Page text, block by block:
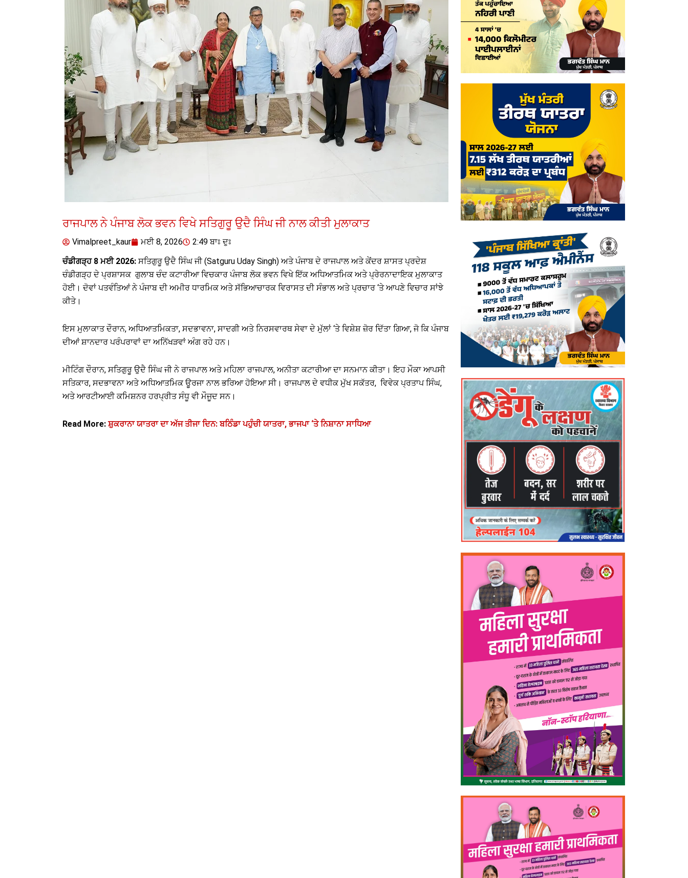
ਰਾਜਪਾਲ ਨੇ ਪੰਜਾਬ ਲੋਕ ਭਵਨ ਵਿਖੇ ਸਤਿਗੁਰੂ ਉਦੈ ਸਿੰਘ ਜੀ ਨਾਲ ਕੀਤੀ ਮੁਲਾਕਾਤ
Vimalpreet_kaur ਮਈ 8, 2026
2:49 ਬਾਃ ਦੁਃ
ਚੰਡੀਗੜ੍ਹ 8 ਮਈ 2026: ਸਤਿਗੁਰੂ ਉਦੈ ਸਿੰਘ ਜੀ (Satguru Uday Singh) ਅਤੇ ਪੰਜਾਬ ਦੇ ਰਾਜਪਾਲ ਅਤੇ ਕੇਂਦਰ ਸ਼ਾਸਤ ਪ੍ਰਦੇਸ਼
ਚੰਡੀਗੜ੍ਹ ਦੇ ਪ੍ਰਸ਼ਾਸਕ ਗੁਲਾਬ ਚੰਦ ਕਟਾਰੀਆ ਵਿਚਕਾਰ ਪੰਜਾਬ ਲੋਕ ਭਵਨ ਵਿਖੇ ਇੱਕ ਅਧਿਆਤਮਿਕ ਅਤੇ ਪ੍ਰੇਰਨਾਦਾਇਕ ਮੁਲਾਕਾਤ
ਹੋਈ। ਦੋਵਾਂ ਪਤਵੰਤਿਆਂ ਨੇ ਪੰਜਾਬ ਦੀ ਅਮੀਰ ਧਾਰਮਿਕ ਅਤੇ ਸੱਭਿਆਚਾਰਕ ਵਿਰਾਸਤ ਦੀ ਸੰਭਾਲ ਅਤੇ ਪ੍ਰਚਾਰ ‘ਤੇ ਆਪਣੇ ਵਿਚਾਰ ਸਾਂਝੇ
ਕੀਤੇ।
ਇਸ ਮੁਲਾਕਾਤ ਦੌਰਾਨ, ਅਧਿਆਤਮਿਕਤਾ, ਸਦਭਾਵਨਾ, ਸਾਦਗੀ ਅਤੇ ਨਿਰਸਵਾਰਥ ਸੇਵਾ ਦੇ ਮੁੱਲਾਂ ‘ਤੇ ਵਿਸ਼ੇਸ਼ ਜ਼ੋਰ ਦਿੱਤਾ ਗਿਆ, ਜੋ ਕਿ ਪੰਜਾਬ
ਦੀਆਂ ਸ਼ਾਨਦਾਰ ਪਰੰਪਰਾਵਾਂ ਦਾ ਅਨਿੱਖੜਵਾਂ ਅੰਗ ਰਹੇ ਹਨ।
ਮੀਟਿੰਗ ਦੌਰਾਨ, ਸਤਿਗੁਰੂ ਉਦੈ ਸਿੰਘ ਜੀ ਨੇ ਰਾਜਪਾਲ ਅਤੇ ਮਹਿਲਾ ਰਾਜਪਾਲ, ਅਨੀਤਾ ਕਟਾਰੀਆ ਦਾ ਸਨਮਾਨ ਕੀਤਾ। ਇਹ ਮੌਕਾ ਆਪਸੀ
ਸਤਿਕਾਰ, ਸਦਭਾਵਨਾ ਅਤੇ ਅਧਿਆਤਮਿਕ ਊਰਜਾ ਨਾਲ ਭਰਿਆ ਹੋਇਆ ਸੀ। ਰਾਜਪਾਲ ਦੇ ਵਧੀਕ ਮੁੱਖ ਸਕੱਤਰ, ਵਿਵੇਕ ਪ੍ਰਤਾਪ ਸਿੰਘ,
ਅਤੇ ਆਰਟੀਆਈ ਕਮਿਸ਼ਨਰ ਹਰਪ੍ਰੀਤ ਸੰਧੂ ਵੀ ਮੌਜੂਦ ਸਨ।
Read More:ਸ਼ੁਕਰਾਨਾ ਯਾਤਰਾ ਦਾ ਅੱਜ ਤੀਜਾ ਦਿਨ: ਬਠਿੰਡਾ ਪਹੁੰਚੀ ਯਾਤਰਾ, ਭਾਜਪਾ ‘ਤੇ ਨਿਸ਼ਾਨਾ ਸਾਧਿਆ